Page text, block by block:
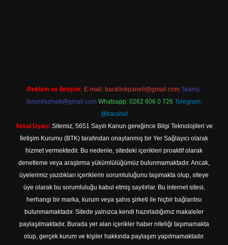
Reklam ve İletişim: E-mail: backlinkpaneli@gmail.com Teams:
forumhizmeti@gmail.com Whatsapp: 0262 606 0 726 Telegram:
@karabul
Yasal Uyarı: Sitemiz, 5651 Sayılı Kanun gereğince Bilgi Teknolojileri ve
İletişim Kurumu (BTK) tarafından onaylanmış bir Yer Sağlayıcı olarak
hizmet vermektedir. Bu nedenle, sitedeki içerikleri proaktif olarak
denetleme veya araştırma yükümlülüğümüz bulunmamaktadır. Ancak,
üyelerimiz yazdıkları içeriklerin sorumluluğunu taşımakta olup, siteye
üye olarak bu sorumluluğu kabul etmiş sayılırlar. Bu internet sitesi,
herhangi bir marka, kurum veya şahıs şirketi ile hiçbir bağlantısı
bulunmamaktadır. Sitede yalnızca kendi hazırladığımız makaleler
paylaşılmaktadır. Burada yer alan içerikler haber niteliği taşımamakta
olup, gerçek kurum ve kişiler hakkında paylaşım yapılmamaktadır.